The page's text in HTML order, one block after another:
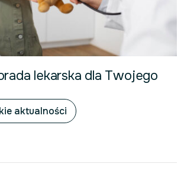
lekarska dla Twojego
aktualności